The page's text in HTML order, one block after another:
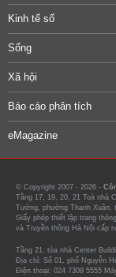
Kinh tế số
Sống
Xã hội
Báo cáo phân tích
eMagazine
© Copyright 2007 - 2026 -
Tầng 17, 19, 20, 21 Toà nhà
Tưởng, phường Thanh Xuân,
Giấy phép thiết lập trang
và Truyền thông Hà Nội cấp
Tầng 21, tòa nhà Center
Địa chỉ: Số 01, phố Nguyễn
Điện thoại: 024 7309 5555